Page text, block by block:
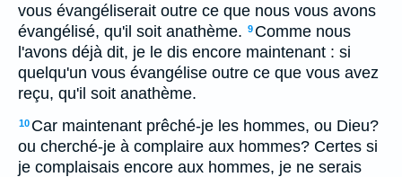
vous évangéliserait outre ce que nous vous avons
évangélisé, qu'il soit anathème. 9 Comme nous
l'avons déjà dit, je le dis encore maintenant : si
quelqu'un vous évangélise outre ce que vous avez
reçu, qu'il soit anathème.
10 Car maintenant prêché-je les hommes, ou Dieu?
ou cherché-je à complaire aux hommes? Certes si
je complaisais encore aux hommes, je ne serais